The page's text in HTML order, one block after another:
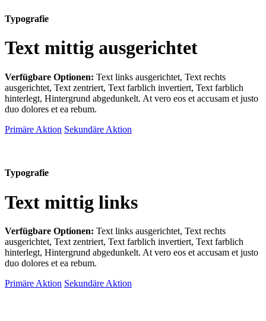
Typografie
Text mittig ausgerichtet
Verfügbare Optionen: Text links ausgerichtet, Text rechts
ausgerichtet, Text zentriert, Text farblich invertiert, Text farblich
hinterlegt, Hintergrund abgedunkelt. At vero eos et accusam et justo
duo dolores et ea rebum.
Primäre Aktion Sekundäre Aktion
Typografie
Text mittig links
Verfügbare Optionen: Text links ausgerichtet, Text rechts
ausgerichtet, Text zentriert, Text farblich invertiert, Text farblich
hinterlegt, Hintergrund abgedunkelt. At vero eos et accusam et justo
duo dolores et ea rebum.
Primäre Aktion Sekundäre Aktion